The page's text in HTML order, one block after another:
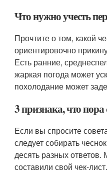
Что нужно учесть
Прочтите о том, какой
ориентировочно
Есть ранние,
жаркая погода может
похолодание может
3 признака, что
Если вы спросите
следует собирать
десять разных
составили свой чек-